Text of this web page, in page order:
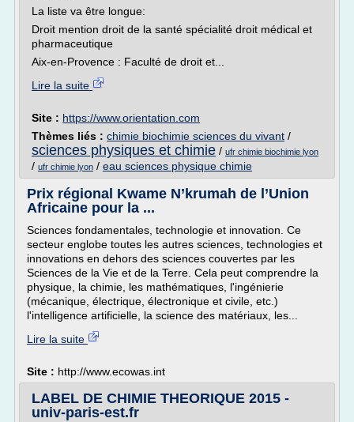
La liste va être longue:
Droit mention droit de la santé spécialité droit médical et
pharmaceutique
Aix-en-Provence : Faculté de droit et...
Lire la suite
Site : https://www.orientation.com
Thèmes liés : chimie biochimie sciences du vivant /
sciences physiques et chimie / ufr chimie biochimie lyon
/ ufr chimie lyon / eau sciences physique chimie
Prix régional Kwame N’krumah de l’Union
Africaine pour la ...
Sciences fondamentales, technologie et innovation. Ce
secteur englobe toutes les autres sciences, technologies et
innovations en dehors des sciences couvertes par les
Sciences de la Vie et de la Terre. Cela peut comprendre la
physique, la chimie, les mathématiques, l'ingénierie
(mécanique, électrique, électronique et civile, etc.)
l'intelligence artificielle, la science des matériaux, les...
Lire la suite
Site : http://www.ecowas.int
LABEL DE CHIMIE THEORIQUE 2015 -
univ-paris-est.fr